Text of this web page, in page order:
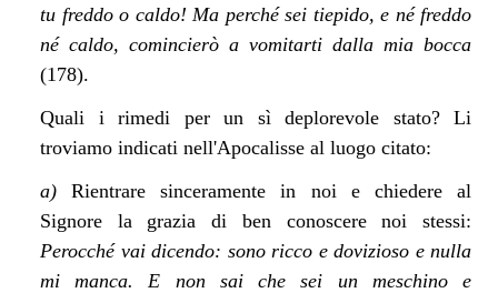
tu freddo o caldo! Ma perché sei tiepido, e né freddo
né caldo, comincierò a vomitarti dalla mia bocca
(178).
Quali i rimedi per un sì deplorevole stato? Li
troviamo indicati nell'Apocalisse al luogo citato:
a) Rientrare sinceramente in noi e chiedere al
Signore la grazia di ben conoscere noi stessi:
Perocché vai dicendo: sono ricco e dovizioso e nulla
mi manca. E non sai che sei un meschino e